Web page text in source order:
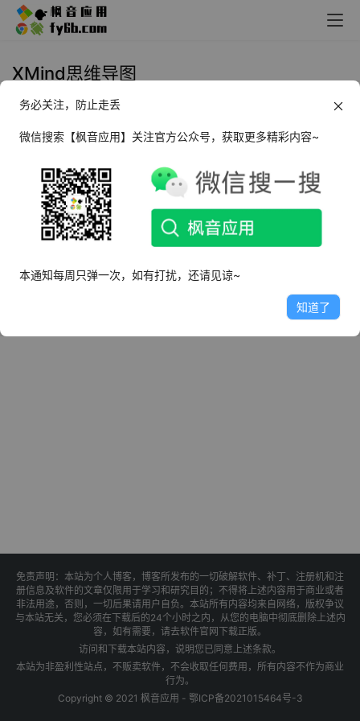
XMind思维导图
2022年1月8日
免责声明：本站为个人博客，博客所发布的一切破解软件、补丁、注册机和注
册信息及软件的文章仅限用于学习和研究目的；不得将上述内容用于商业或者
非法用途，否则，一切后果请用户自负。本站所有内容均来自网络，版权争议
与本站无关，您必须在下载后的24个小时之内，从您的电脑中彻底删除上述内
容，如有需要，请去软件官网下载正版。
访问和下载本站内容，说明您已同意上述条款。
本站为非盈利性站点，不贩卖软件，不会收取任何费用，所有内容不作为商业
行为。
Copyright © 2021 枫音应用 - 鄂ICP备2021015464号-3
务必关注，防止走丢
微信搜索【枫音应用】关注官方公众号，获取更多精彩内容~
本通知每周只弹一次，如有打扰，还请见谅~
知道了